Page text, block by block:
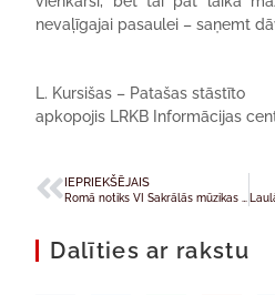
nevaļīgajai pasaulei – saņemt
L. Kursišas – Patašas stāstīto
apkopojis LRKB Informācijas
IEPRIEKŠĒJAIS
Dalīties ar rakstu